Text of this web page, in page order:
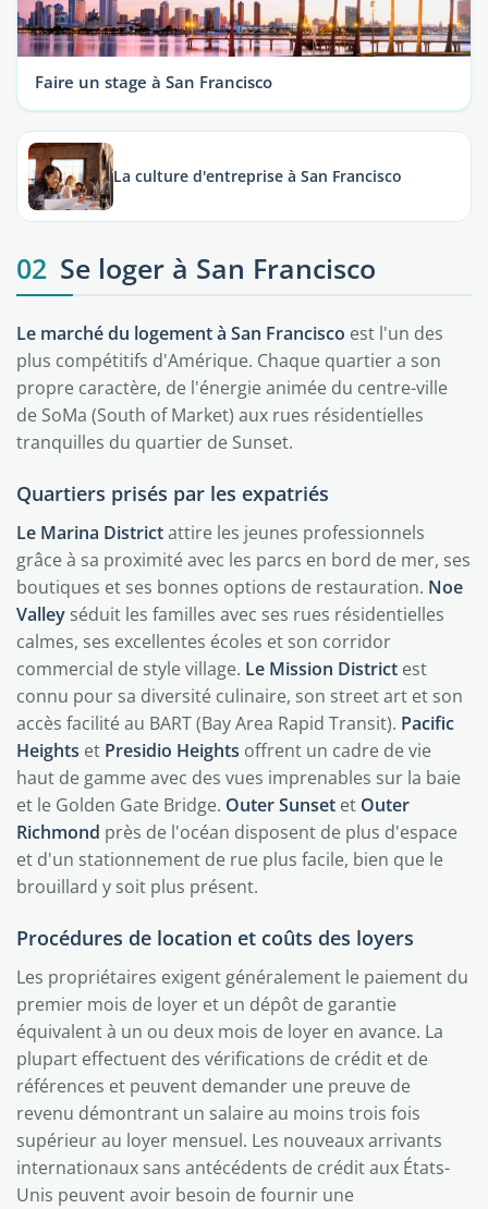
Faire un stage à San Francisco
La culture d'entreprise à San Francisco
02 Se loger à San Francisco
Le marché du logement à San Francisco est l'un des
plus compétitifs d'Amérique. Chaque quartier a son
propre caractère, de l'énergie animée du centre-ville
de SoMa (South of Market) aux rues résidentielles
tranquilles du quartier de Sunset.
Quartiers prisés par les expatriés
Le Marina Districtattire les jeunes professionnels
grâce à sa proximité avec les parcs en bord de mer, ses
boutiques et ses bonnes options de restauration. Noe
Valley séduit les familles avec ses rues résidentielles
calmes, ses excellentes écoles et son corridor
commercial de style village. Le Mission District est
connu pour sa diversité culinaire, son street art et son
accès facilité au BART (Bay Area Rapid Transit). Pacific
Heights et Presidio Heights offrent un cadre de vie
haut de gamme avec des vues imprenables sur la baie
et le Golden Gate Bridge. Outer Sunset et Outer
Richmond près de l'océan disposent de plus d'espace
et d'un stationnement de rue plus facile, bien que le
brouillard y soit plus présent.
Procédures de location et coûts des loyers
Les propriétaires exigent généralement le paiement du
premier mois de loyer et un dépôt de garantie
équivalent à un ou deux mois de loyer en avance. La
plupart effectuent des vérifications de crédit et de
références et peuvent demander une preuve de
revenu démontrant un salaire au moins trois fois
supérieur au loyer mensuel. Les nouveaux arrivants
internationaux sans antécédents de crédit aux États-
Unis peuvent avoir besoin de fournir une